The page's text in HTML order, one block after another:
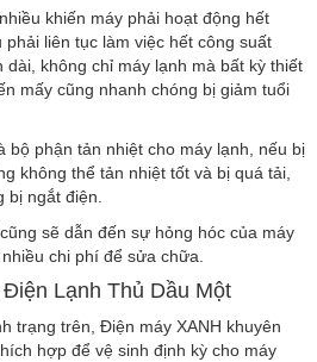
khiến máy phải hoạt động hết
liên tục làm việc hết công suất
không chỉ máy lạnh mà bất kỳ thiết
mấy cũng nhanh chóng bị giảm tuổi
bộ phận tản nhiệt cho máy lạnh, nếu bị
không thể tản nhiệt tốt và bị quá tải,
bị ngắt điện.
sẽ dẫn đến sự hỏng hóc của máy
chi phí để sửa chữa.
Lạnh Thủ Dầu Một
trạng trên, Điện máy XANH khuyên
hợp để vệ sinh định kỳ cho máy